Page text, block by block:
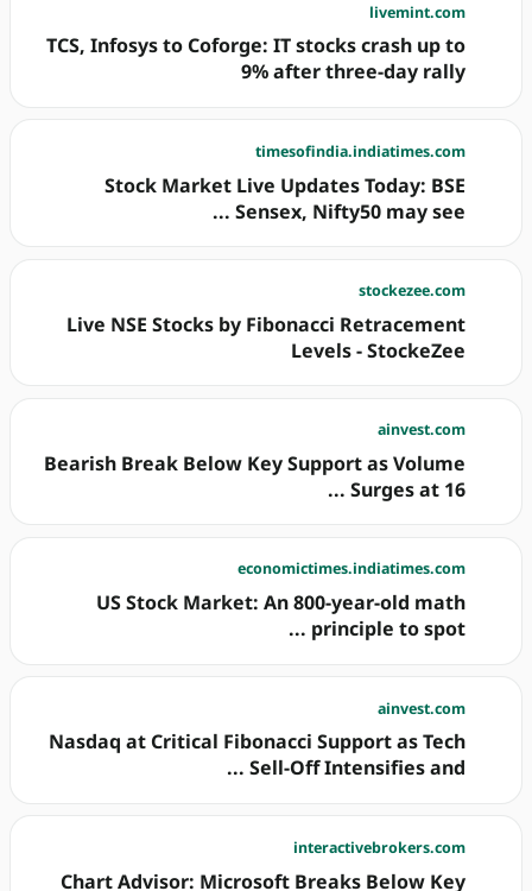
livemint.com
TCS, Infosys to Coforge: IT stocks crash up to
9% after three-day rally
timesofindia.indiatimes.com
Stock Market Live Updates Today: BSE
Sensex, Nifty50 may see ...
stockezee.com
Live NSE Stocks by Fibonacci Retracement
Levels - StockeZee
ainvest.com
Bearish Break Below Key Support as Volume
Surges at 16 ...
economictimes.indiatimes.com
US Stock Market: An 800-year-old math
principle to spot ...
ainvest.com
Nasdaq at Critical Fibonacci Support as Tech
Sell-Off Intensifies and ...
interactivebrokers.com
Chart Advisor: Microsoft Breaks Below Key